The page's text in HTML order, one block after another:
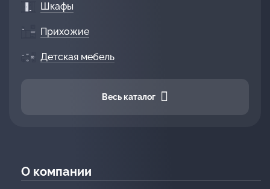
Шкафы
Прихожие
Детская мебель
Весь каталог
О компании